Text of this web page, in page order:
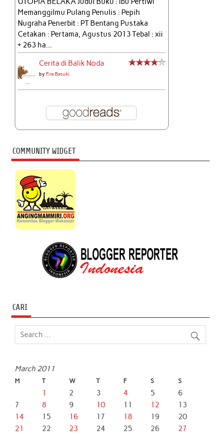
Memanggilmu Pulang Penulis : Pepih
Nugraha Penerbit : PT Bentang Pustaka
Cetakan : Pertama, Agustus 2013 Tebal : xii
+ 263 ha...
Cerita di Balik Noda
byFira Basuki
COMMUNITY WIDGET
CARI
March 2011
M T W T F S S
1 2 3 4 5
6
7
8 9 10 11 12
13
14
15 16 17 18 19
20
21
22 23 24 25 26
27